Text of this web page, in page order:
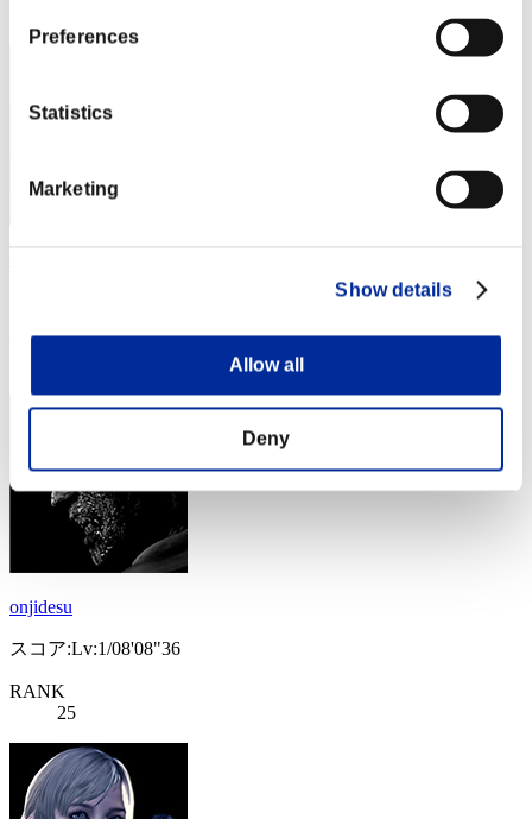
Preferences
Statistics
Marketing
Show details
Allow all
Deny
RANK
onjidesu
スコア:Lv:1/08'08"36
RANK
25